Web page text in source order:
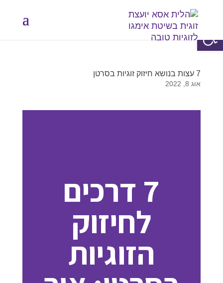
7 עצות בנושא חיזוק זוגיות בסרטן
אוג 8, 2022
7 דרכים
לחיזוק
הזוגיות
פתח סרגל נגישות